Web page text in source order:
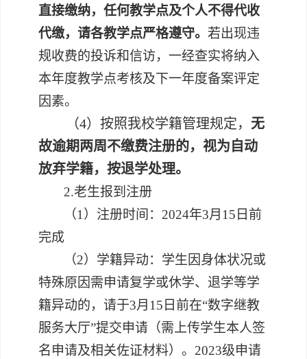
直接缴纳， 任何教学点及个人不得代收
代缴，请各教学点严格遵守。 若出现违
规收费的投诉和信访，一经查实将纳入
本年度教学点考核及下一年度备案评定
因素。
（4）按照我校学籍管理规定， 无
故逾期两周不缴费注册的，视为自动
放弃学籍，按退学处理。
2.老生报到注册
（1）注册时间：2024年3月15日前
完成
（2）学籍异动：学生因身体状况或
特殊原因需申请复学或休学、退学等学
籍异动的，请于3月15日前在“数字继教
服务大厅”提交申请（需上传学生本人签
名申请及相关佐证材料）。2023级申请